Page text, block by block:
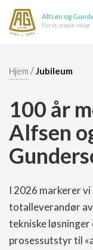
Alfsen og
For et renere miljø
Hjem /Jubileum
100 år
Alfsen
I 2026 markerer vi
totalleverandør
tekniske løsninger
prosessutstyr til